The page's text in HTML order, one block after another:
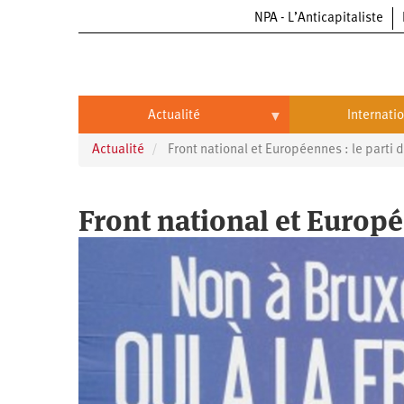
NPA - L’Anticapitaliste
Actualité
Actualité
Entreprises
Aéronautique
Antiracisme
Écologie
International
Chine
États-
Unis
Continents
Afrique
Actualité Front national et Européennes : le parti
Front national et